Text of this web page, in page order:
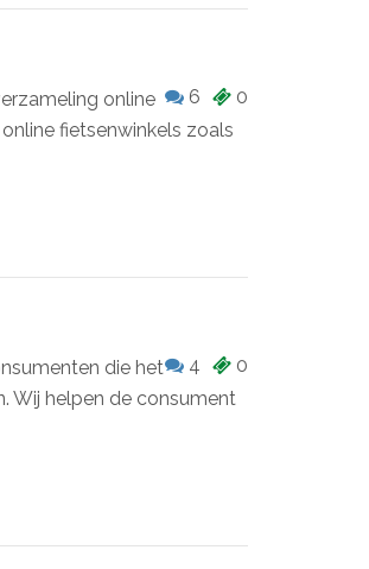
0
6
online
fietsenwinkels zoals
0
4
die het
Wij helpen de consument